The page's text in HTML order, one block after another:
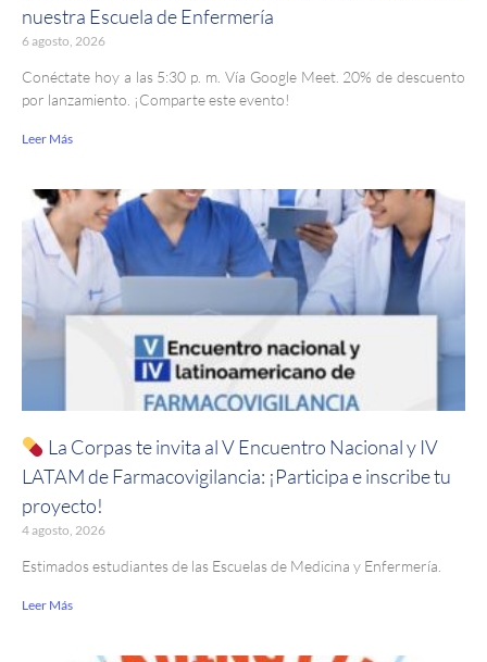
nuestra Escuela de Enfermería
6 agosto, 2026
Conéctate hoy a las 5:30 p. m. Vía Google Meet. 20% de descuento
por lanzamiento. ¡Comparte este evento!
Leer Más
La Corpas te invita al V Encuentro Nacional y IV
LATAM de Farmacovigilancia: ¡Participa e inscribe tu
proyecto!
4 agosto, 2026
Estimados estudiantes de las Escuelas de Medicina y Enfermería.
Leer Más